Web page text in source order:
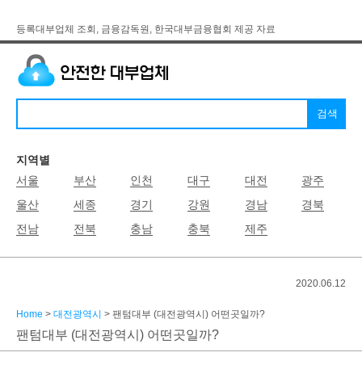
등록대부업체 조회, 금융감독원, 한국대부금융협회 제공 자료
지역별
서울
부산 인천 대구 대전
광주
울산
세종 경기 강원 경남
경북
전남
전북 충남 충북 제주
2020.06.12
Home > 대전광역시 > 팬텀대부 (대전광역시) 어떤곳일까?
팬텀대부 (대전광역시) 어떤곳일까?